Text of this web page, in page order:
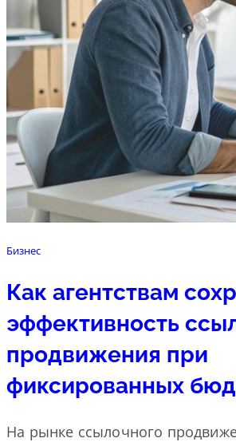
Бизнес
Как агентствам
эффективность
продвижения при
фиксированных
На рынке ссылочного